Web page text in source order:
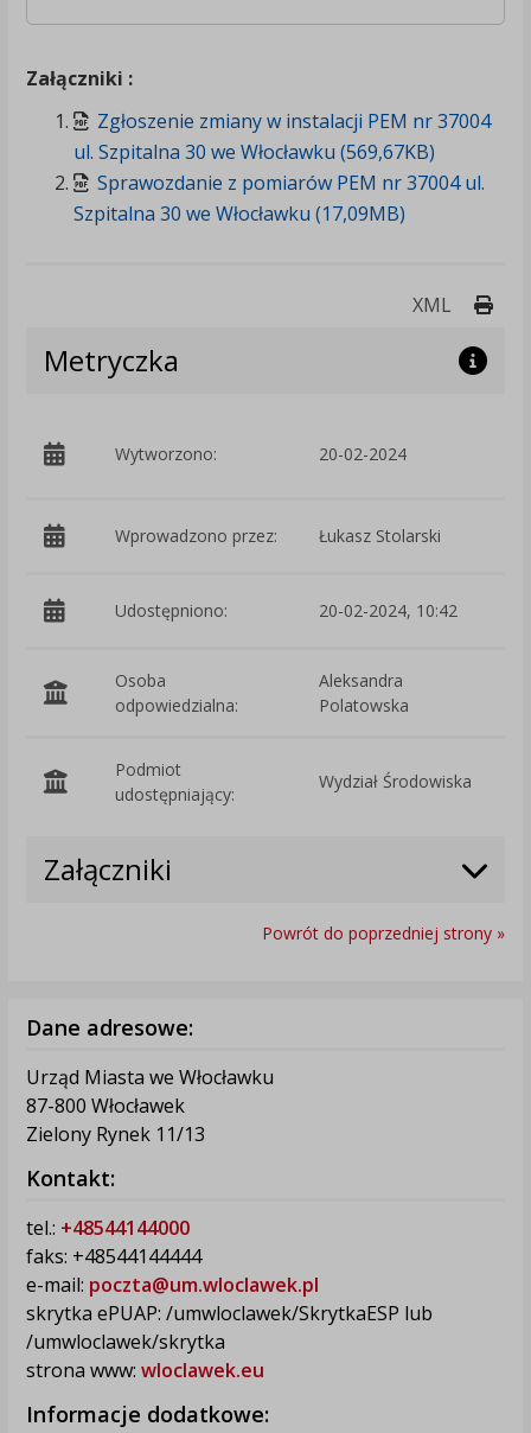
Załączniki :
Zgłoszenie zmiany w instalacji PEM nr 37004
ul. Szpitalna 30 we Włocławku (569,67KB)
Sprawozdanie z pomiarów PEM nr 37004 ul.
Szpitalna 30 we Włocławku (17,09MB)
XML
Metryczka
Wytworzono: 20-02-2024
Wprowadzono przez: Łukasz Stolarski
Udostępniono: 20-02-2024, 10:42
Osoba
odpowiedzialna:
Aleksandra
Polatowska
Podmiot
udostępniający:
Wydział Środowiska
Załączniki
Powrót do poprzedniej strony »
Dane adresowe:
Urząd Miasta we Włocławku
87-800 Włocławek
Zielony Rynek 11/13
Kontakt:
tel.: +48544144000
faks: +48544144444
e-mail: poczta@um.wloclawek.pl
skrytka ePUAP: /umwloclawek/SkrytkaESP lub
/umwloclawek/skrytka
strona www: wloclawek.eu
Informacje dodatkowe: